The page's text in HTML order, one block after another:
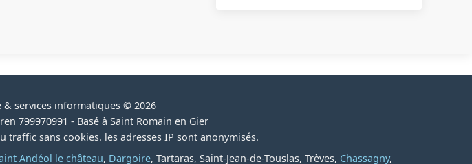
& services informatiques © 2026
799970991 - Basé à Saint Romain en Gier
traffic sans cookies. les adresses IP sont anonymisés.
Andéol le château, Dargoire, Tartaras, Saint-Jean-de-Touslas, Trèves, Chassagny,